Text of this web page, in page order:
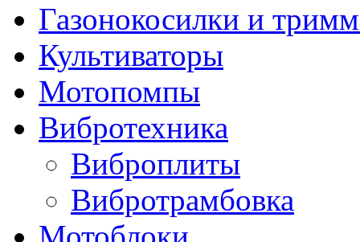
Газонокосилки и
Культиваторы
Мотопомпы
Вибротехника
Виброплиты
Вибротрамбовка